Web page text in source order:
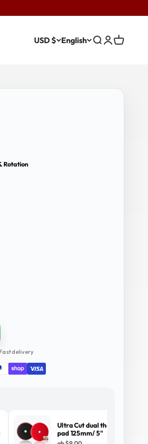
USD $ English Search
Login
Cart
Rotation
delivery
Ultra Cut dual thermal foam
pad 125mm/ 5"